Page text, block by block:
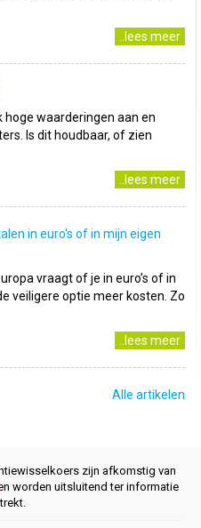
..lees meer
waarderingen aan en
Is dit houdbaar, of zien
..lees meer
in euro's of in mijn eigen
vraagt of je in euro’s of in
veiligere optie meer kosten. Zo
..lees meer
Alle artikelen
zijn afkomstig van
worden uitsluitend ter informatie